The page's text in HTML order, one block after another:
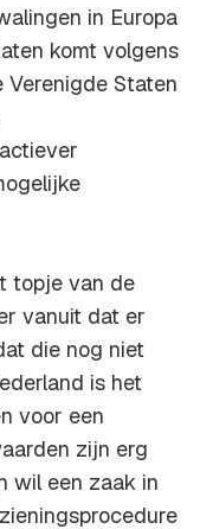
in Europa
komt volgens
Staten
topje van de
vanuit dat er
die nog niet
is het
voor een
zijn erg
wil een zaak in